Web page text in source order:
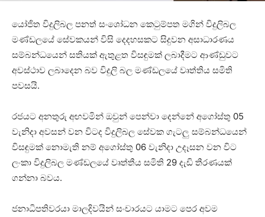
යෝජිත විදුලිබල පනත් සංශෝධන කෙටුම්පත මගින් විදුලිබල
මණ්ඩලයේ සේවකයන් විසි දෙදහසකට සිදුවන අසාධාරණය
සම්බන්ධයෙන් සතියක් ඇතුළත විසඳුමක් ලබාදීමට ආණ්ඩුවට
අවස්ථාව ලබාදෙන බව විදුලි බල මණ්ඩලයේ වෘත්තිය සමිති
පවසයි.
රජයට අනතුරු අඟවමින් ඔවුන් පෙන්වා දෙන්නේ අගෝස්තු 05
වැනිදා අවසන් වන විටද විදුලිබල සේවක ගැටලු සම්බන්ධයෙන්
විසඳුමක් නොමැති නම් අගෝස්තු 06 වැනිදා උදෑසන වන විට
ලංකා විදුලිබල මණ්ඩලයේ වෘත්තීය සමිති 29 දැඩි තීරණයක්
ගන්නා බවය.
ජනාධිපතිවරයා මාලදිවයින් සංචාරයට යාමට පෙර අවම